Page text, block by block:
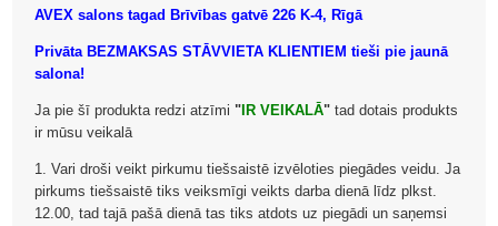
AVEX salons tagad Brīvības gatvē 226 K-4, Rīgā
Privāta BEZMAKSAS STĀVVIETA KLIENTIEM tieši pie jaunā
salona!
Ja pie šī produkta redzi atzīmi " IR VEIKALĀ" tad dotais produkts
ir mūsu veikalā
1. Vari droši veikt pirkumu tiešsaistē izvēloties piegādes veidu. Ja
pirkums tiešsaistē tiks veiksmīgi veikts darba dienā līdz plkst.
12.00, tad tajā pašā dienā tas tiks atdots uz piegādi un saņemsi